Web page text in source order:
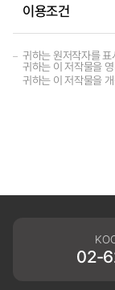
이용조건
귀하는 원저작자를
귀하는 이 저작물을
귀하는 이 저작물을
02-